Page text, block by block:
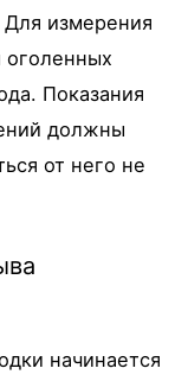
измерения
Показания
должны
от него не
начинается